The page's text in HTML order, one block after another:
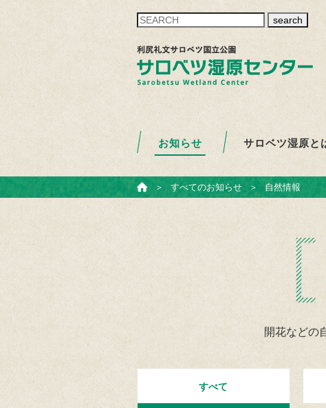
search
お知らせ サロベツ湿原と
ホーム
＞ すべてのお知らせ ＞ 自然情報
開花などの
すべて